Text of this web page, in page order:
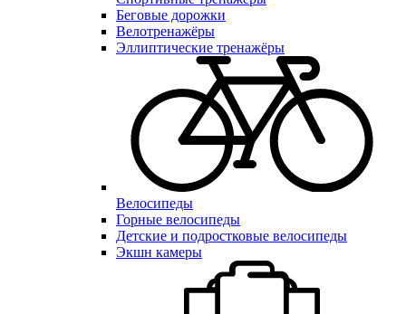
Беговые дорожки
Велотренажёры
Эллиптические тренажёры
Велосипеды
Горные велосипеды
Детские и подростковые велосипеды
Экшн камеры